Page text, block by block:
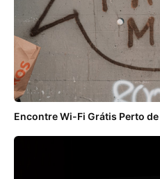
Encontre Wi-Fi Grátis Perto de